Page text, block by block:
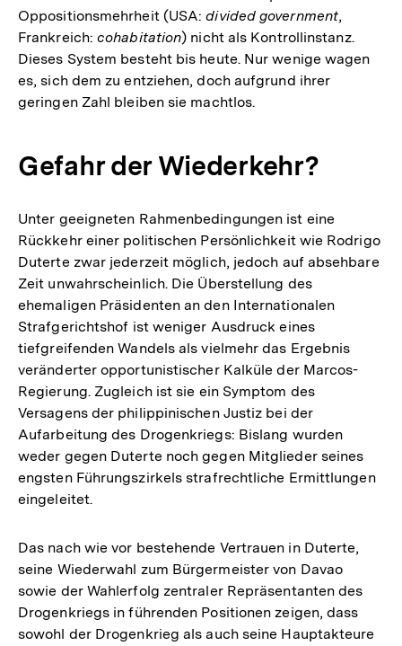
Oppositionsmehrheit (USA:divided government,
Frankreich:cohabitation) nicht als Kontrollinstanz.
Dieses System besteht bis heute. Nur wenige wagen
es, sich dem zu entziehen, doch aufgrund ihrer
geringen Zahl bleiben sie machtlos.
Gefahr der Wiederkehr?
Unter geeigneten Rahmenbedingungen ist eine
Rückkehr einer politischen Persönlichkeit wie Rodrigo
Duterte zwar jederzeit möglich, jedoch auf absehbare
Zeit unwahrscheinlich. Die Überstellung des
ehemaligen Präsidenten an den Internationalen
Strafgerichtshof ist weniger Ausdruck eines
tiefgreifenden Wandels als vielmehr das Ergebnis
veränderter opportunistischer Kalküle der Marcos-
Regierung. Zugleich ist sie ein Symptom des
Versagens der philippinischen Justiz bei der
Aufarbeitung des Drogenkriegs: Bislang wurden
weder gegen Duterte noch gegen Mitglieder seines
engsten Führungszirkels strafrechtliche Ermittlungen
eingeleitet.
Das nach wie vor bestehende Vertrauen in Duterte,
seine Wiederwahl zum Bürgermeister von Davao
sowie der Wahlerfolg zentraler Repräsentanten des
Drogenkriegs in führenden Positionen zeigen, dass
sowohl der Drogenkrieg als auch seine Hauptakteure